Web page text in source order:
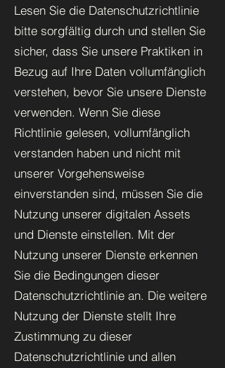
Lesen Sie die Datenschutzrichtlinie
bitte sorgfältig durch und stellen Sie
sicher, dass Sie unsere Praktiken in
Bezug auf Ihre Daten vollumfänglich
verstehen, bevor Sie unsere Dienste
verwenden. Wenn Sie diese
Richtlinie gelesen, vollumfänglich
verstanden haben und nicht mit
unserer Vorgehensweise
einverstanden sind, müssen Sie die
Nutzung unserer digitalen Assets
und Dienste einstellen. Mit der
Nutzung unserer Dienste erkennen
Sie die Bedingungen dieser
Datenschutzrichtlinie an. Die weitere
Nutzung der Dienste stellt Ihre
Zustimmung zu dieser
Datenschutzrichtlinie und allen